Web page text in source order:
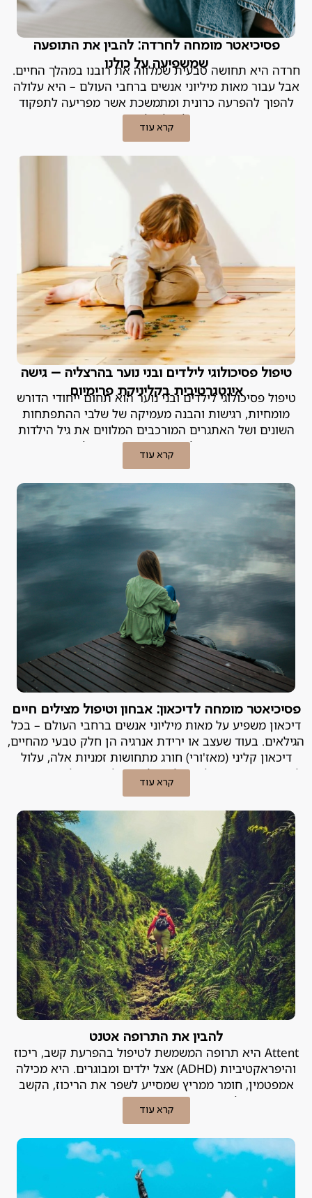
פסיכיאטר מומחה לחרדה: להבין את התופעה
שמשפיעה על כולנו
חרדה היא תחושה טבעית שמלווה את רובנו במהלך החיים.
אבל עבור מאות מיליוני אנשים ברחבי העולם – היא עלולה
להפוך להפרעה כרונית ומתמשכת אשר מפריעה לתפקוד
היומיומי וליכולת ליהנות מהחיים
קרא עוד
טיפול פסיכולוגי לילדים ובני נוער בהרצליה – גישה
אינטגרטיבית בקליניקת פרימיום
טיפול פסיכולוגי לילדים ובני נוער הוא תחום ייחודי הדורש
מומחיות, רגישות והבנה מעמיקה של שלבי ההתפתחות
השונים ושל האתגרים המורכבים המלווים את גיל הילדות
וההתבגרות. הפסיכולוגית האחראית במנטליקס מסבירה.
קרא עוד
פסיכיאטר מומחה לדיכאון: אבחון וטיפול מצילים חיים
דיכאון משפיע על מאות מיליוני אנשים ברחבי העולם – בכל
הגילאים. בעוד שעצב או ירידת אנרגיה הן חלק טבעי מהחיים,
דיכאון קליני (מאז'ורי) חורג מתחושות זמניות אלה, עלול
להשפיע עמוקות על היכולת של אדם לתפקד וליהנות מחייו,
ועלול להיות מסוכן. פסיכיאטר מומחה לדיכאון מסביר.
קרא עוד
להבין את התרופה אטנט
Attent היא תרופה המשמשת לטיפול בהפרעת קשב, ריכוז
והיפראקטיביות (ADHD) אצל ילדים ומבוגרים. היא מכילה
אמפטמין, חומר ממריץ שמסייע לשפר את הריכוז, הקשב
והשליטה בדחפים. פסיכיאטר פרטי מסביר.
קרא עוד